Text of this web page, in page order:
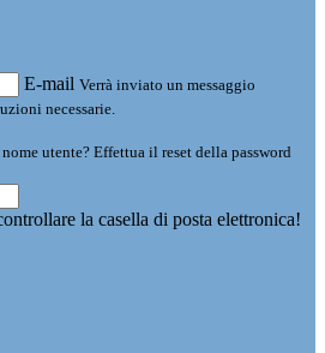
E-mail Verrà inviato un messaggio
necessarie.
utente? Effettua il reset della password
la casella di posta elettronica!